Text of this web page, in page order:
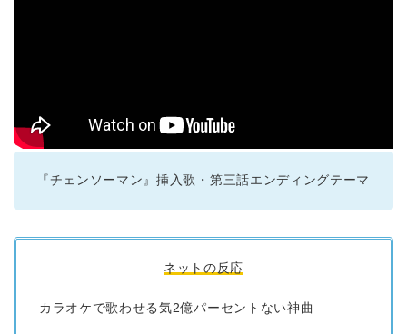
『チェンソーマン』挿入歌・第三話エンディングテーマ
ネットの反応
カラオケで歌わせる気2億パーセントない神曲